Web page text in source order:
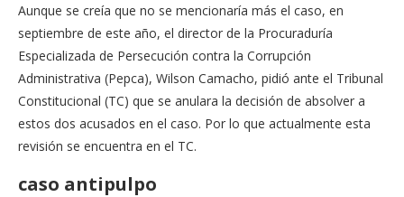
Aunque se creía que no se mencionaría más el caso, en
septiembre de este año, el director de la Procuraduría
Especializada de Persecución contra la Corrupción
Administrativa (Pepca), Wilson Camacho, pidió ante el Tribunal
Constitucional (TC) que se anulara la decisión de absolver a
estos dos acusados en el caso. Por lo que actualmente esta
revisión se encuentra en el TC.
caso antipulpo